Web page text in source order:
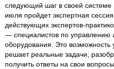
следующий шаг в своей системе
июля пройдет экспертная
действующих экспертов-
— специалистов по управлению
оборудования. Это возможность
решает реальные задачи,
получить ответы на свои